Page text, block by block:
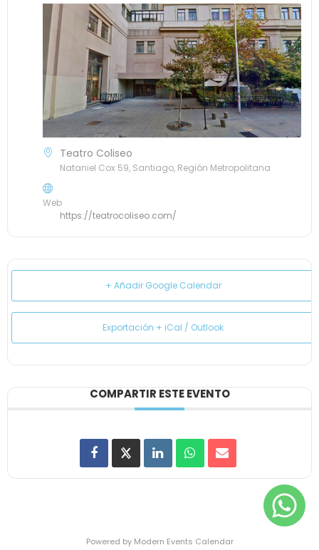
Teatro Coliseo
Nataniel Cox 59, Santiago, Región Metropolitana
Web
https://teatrocoliseo.com/
+ Añadir Google Calendar
Exportación + iCal / Outlook
COMPARTIR ESTE EVENTO
Powered by Modern Events Calendar